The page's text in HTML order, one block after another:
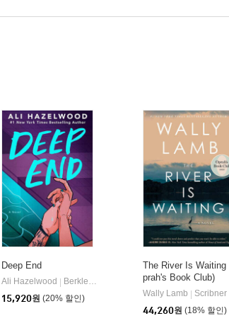
Deep End
Ali Hazelwood
Berkley Books
15,920원 (20% 할인)
The River Is Waiting
prah's Book Club)
Wally Lamb
Scribner Book Company
44,260원 (18% 할인)